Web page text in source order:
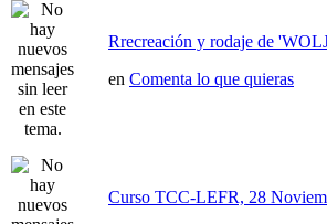
Rrecreación y rodaje de
en Comenta lo que quieras
Curso TCC-LEFR, 28